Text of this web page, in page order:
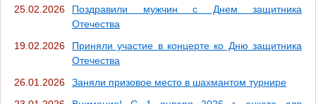
25.02.2026
Поздравили мужчин с Днем защитника
Отечества
19.02.2026
Приняли участие в концерте ко Дню защитника
Отечества
26.01.2026
Заняли призовое место в шахмантом турнире